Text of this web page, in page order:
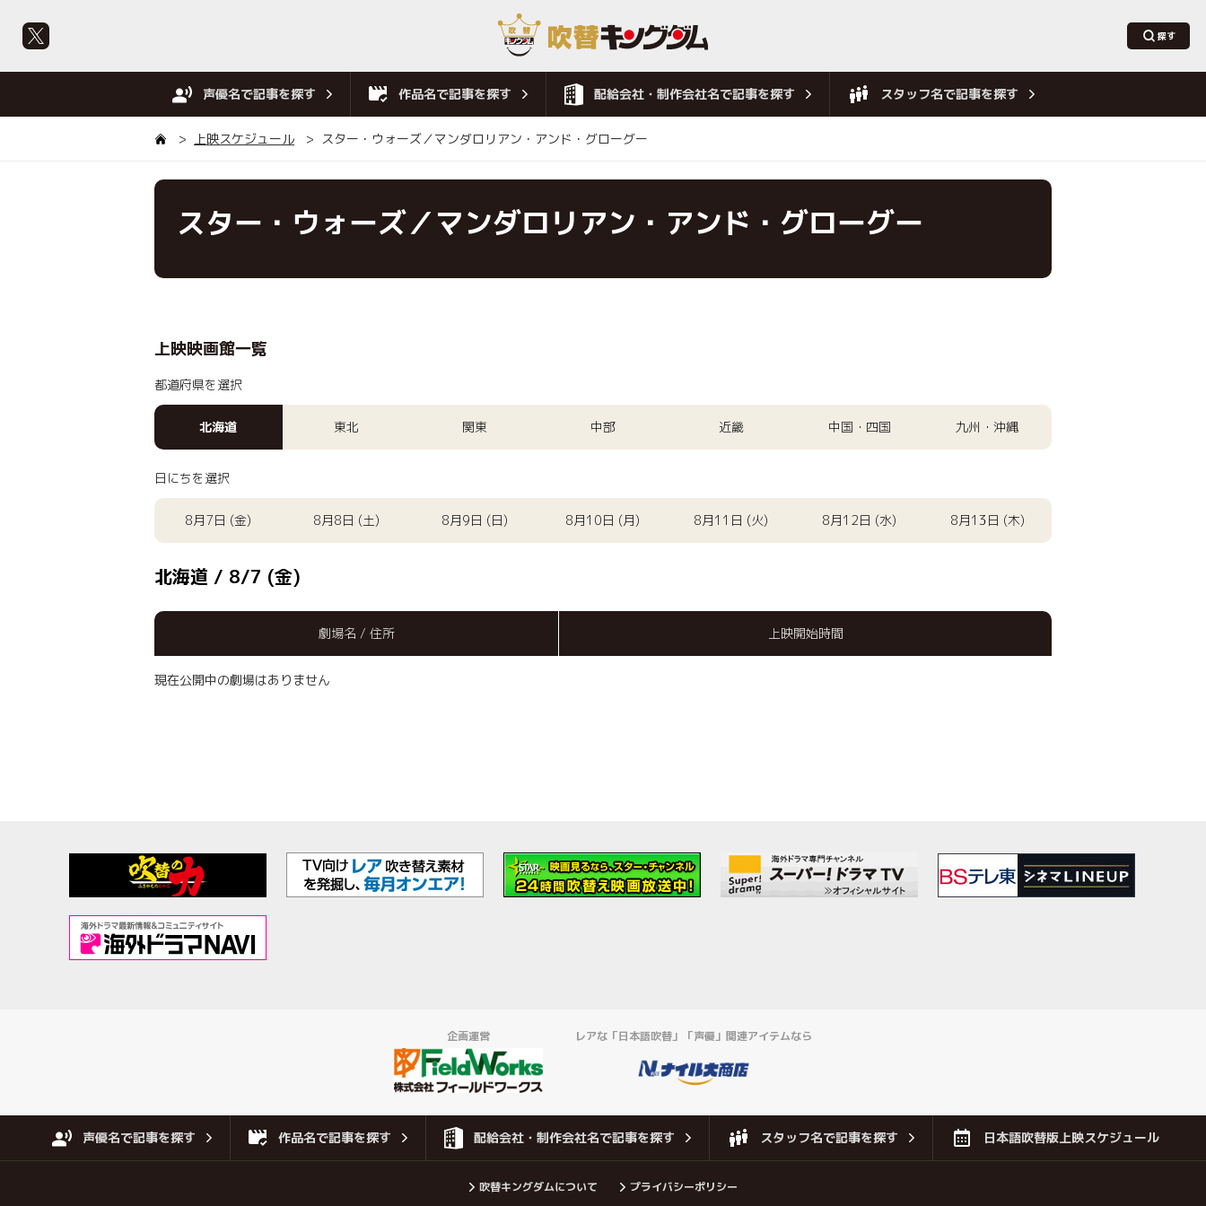
声優名で記事を探す 作品名で記事を探す 配給会社・制作会社名で記事を探す スタッフ名で記事を探す
上映スケジュール スター・ウォーズ／マンダロリアン・アンド・グローグー
スター・ウォーズ／マンダロリアン・アンド・グローグー
上映映画館一覧
都道府県を選択
北海道 東北 関東 中部 近畿 中国・四国 九州・沖縄
日にちを選択
8月7日 (金) 8月8日 (土) 8月9日 (日) 8月10日 (月) 8月11日 (火) 8月12日 (水) 8月13日 (木)
北海道 / 8/7 (金)
劇場名 / 住所 上映開始時間
現在公開中の劇場はありません
企画運営 レアな「日本語吹替」「声優」関連アイテムなら
声優名で記事を探す 作品名で記事を探す 配給会社・制作会社名で記事を探す スタッフ名で記事を探す 日本語吹替版上映スケジュール
吹替キングダムについて プライバシーポリシー